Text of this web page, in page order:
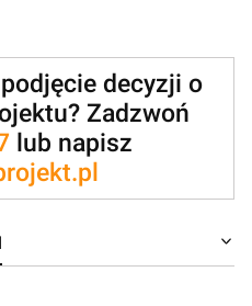
podjęcie decyzji o
Zadzwoń
lub napisz